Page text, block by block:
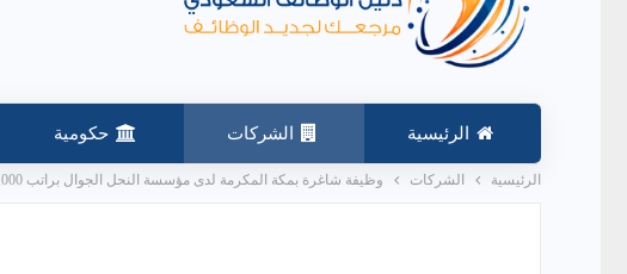
الرئيسية الشركات حكومية
الرئيسية الشركات وظيفة شاغرة بمكة المكرمة لدى مؤسسة النحل الجوال براتب 4,000 ريال